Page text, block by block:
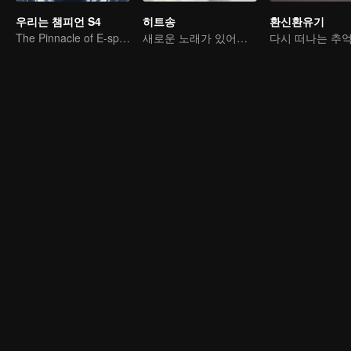
우리는 챔피언 S4
The Pinnacle of E-sports Variety Shows
히트송
새로운 노래가 있어야 산다
환신환유기
다시 떠나는 추